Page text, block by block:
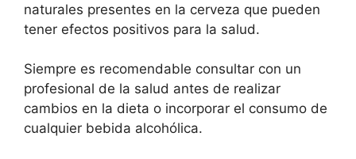
naturales presentes en la cerveza que pueden
tener efectos positivos para la salud.
Siempre es recomendable consultar con un
profesional de la salud antes de realizar
cambios en la dieta o incorporar el consumo de
cualquier bebida alcohólica.